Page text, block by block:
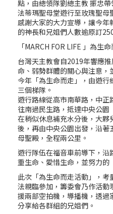
點，由總領隊劉總主教 振忠
法蒂瑪聖母堂遊行至玫瑰聖母
感謝大家的大力宣導，讓今
的神長和兄姐們人數逾原訂
「MARCH FOR LIFE 」為生
台灣天主教會自2019年響應
命、弱勢群體的關心與注意，
今年「為生命而走」，由遊
三個梯隊。
遊行路線從高市南華路，中
往南過民生路，抵達中央公園
在稍似休息補充水分後，大
後，再由中央公園出發，沿
母聖殿，全程兩公里。
遊行隊伍在福音車前導下，
重生命、愛惜生命，並努力的
此次「為生命而走活動」，
法親臨參加，籌委會乃作活
援兩部空拍機，導播機，透
分享給各群組的兄姐們。